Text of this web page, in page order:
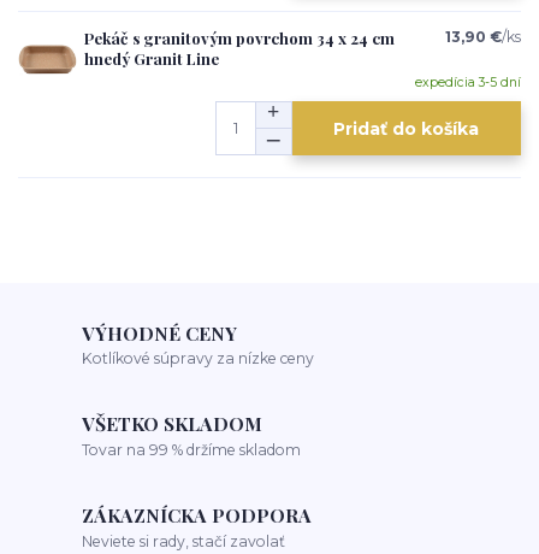
Pekáč s granitovým povrchom 34 x 24 cm
hnedý Granit Line
13,90 €/ks
expedícia 3-5 dní
Pridať do košíka
VÝHODNÉ CENY
Kotlíkové súpravy za nízke ceny
VŠETKO SKLADOM
Tovar na 99 % držíme skladom
ZÁKAZNÍCKA PODPORA
Neviete si rady, stačí zavolať